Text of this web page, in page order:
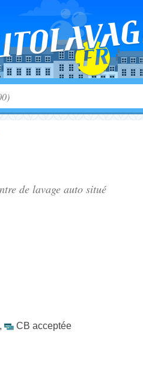
de lavage auto situé
, CB acceptée